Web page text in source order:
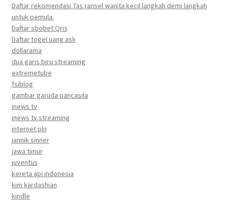
Daftar rekomendasi Tas ransel wanita kecil langkah demi langkah
untuk pemula.
Daftar sbobet Qris
Daftar togel uang asli
dollarama
dua garis biru streaming
extremetube
fsiblog
gambar garuda pancasila
inews tv
inews tv streaming
internet pln
jannik sinner
jawa timur
juventus
kereta api indonesia
kim kardashian
kindle